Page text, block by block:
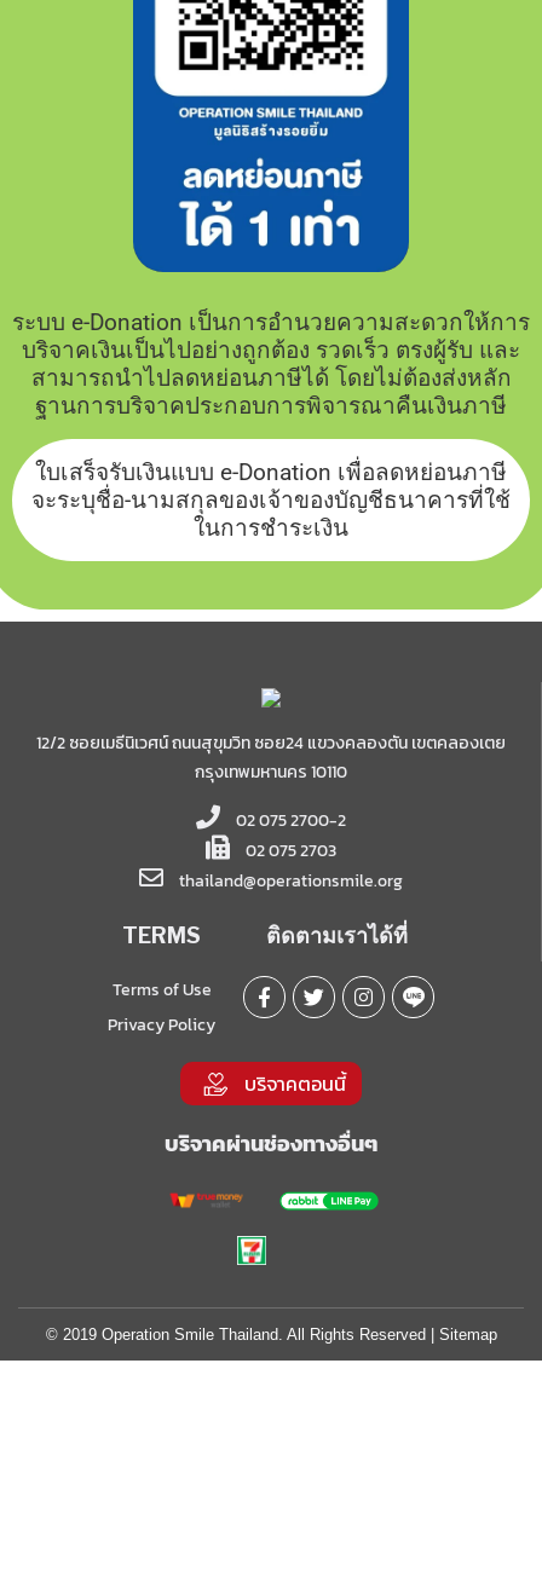
ระบบ e-Donation เป็นการอำนวยความสะดวกให้การ
บริจาคเงินเป็นไปอย่างถูกต้อง รวดเร็ว ตรงผู้รับ และ
สามารถนำไปลดหย่อนภาษีได้ โดยไม่ต้องส่งหลัก
ฐานการบริจาคประกอบการพิจารณาคืนเงินภาษี
ใบเสร็จรับเงินแบบ e-Donation เพื่อลดหย่อนภาษี
จะระบุชื่อ-นามสกุลของเจ้าของบัญชีธนาคารที่ใช้
ในการชำระเงิน
12/2 ซอยเมธีนิเวศน์ ถนนสุขุมวิท ซอย24 แขวงคลองตัน เขตคลองเตย
กรุงเทพมหานคร 10110
02 075 2700-2
02 075 2703
thailand@operationsmile.org
TERMS
Terms of Use
Privacy Policy
ติดตามเราได้ที่
บริจาคตอนนี้
บริจาคผ่านช่องทางอื่นๆ
© 2019 Operation Smile Thailand. All Rights Reserved | Sitemap